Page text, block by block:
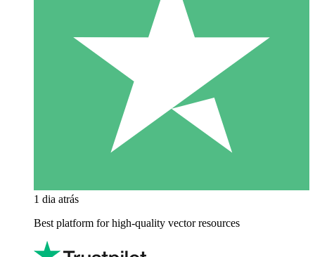
1 dia atrás
Best platform for high-quality vector resources